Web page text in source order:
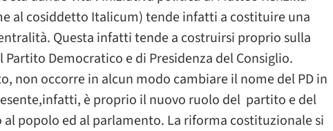
al cosiddetto Italicum) tende infatti a costituire una
Questa infatti tende a costruirsi proprio sulla
Democratico e di Presidenza del Consiglio.
non occorre in alcun modo cambiare il nome del PD in
è proprio il nuovo ruolo del partito e del
popolo ed al parlamento. La riforma costituzionale si